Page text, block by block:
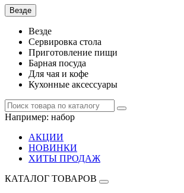
Везде
Везде
Сервировка стола
Приготовление пищи
Барная посуда
Для чая и кофе
Кухонные аксессуары
Например: набор
АКЦИИ
НОВИНКИ
ХИТЫ ПРОДАЖ
КАТАЛОГ ТОВАРОВ